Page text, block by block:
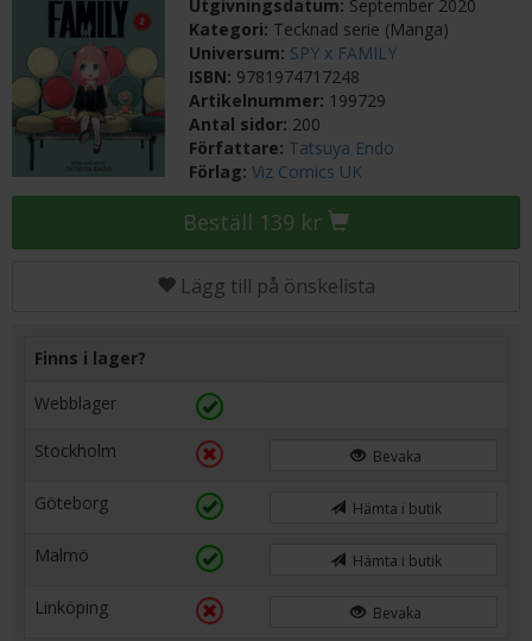
Utgivningsdatum: September 2020
Kategori: Tecknad serie (Manga)
Universum: SPY x FAMILY
ISBN: 9781974717248
Artikelnummer: 199729
Antal sidor: 200
Författare: Tatsuya Endo
Förlag:Viz Comics UK
Beställ 139 kr
Lägg till på önskelista
Finns i lager?
Webblager
Stockholm Bevaka
Göteborg Hämta i butik
Malmö Hämta i butik
Linköping Bevaka